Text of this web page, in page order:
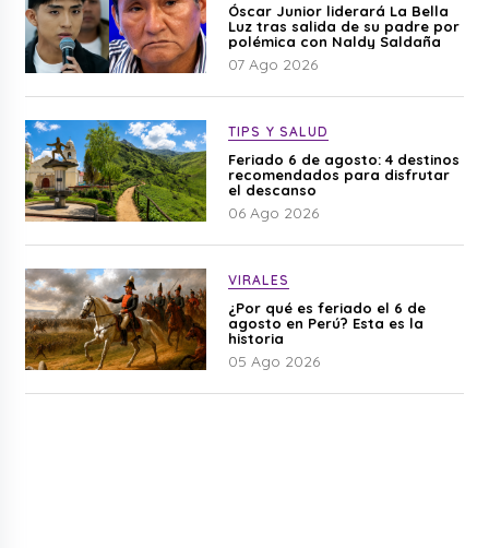
Óscar Junior liderará La Bella
Luz tras salida de su padre por
polémica con Naldy Saldaña
07 Ago 2026
TIPS Y SALUD
Feriado 6 de agosto: 4 destinos
recomendados para disfrutar
el descanso
06 Ago 2026
VIRALES
¿Por qué es feriado el 6 de
agosto en Perú? Esta es la
historia
05 Ago 2026